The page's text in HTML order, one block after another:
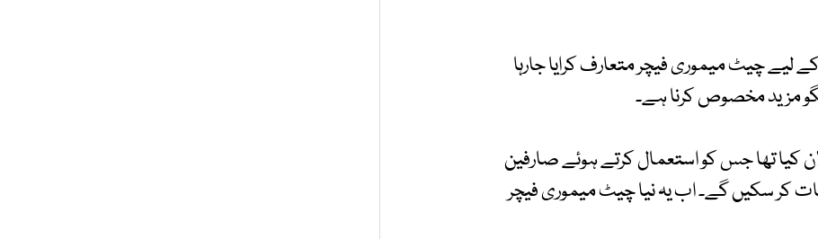
چیٹ میموری فیچر متعارف کرایا جارہا
مخصوص کرنا ہے۔
تھا جس کو استعمال کرتے ہوئے صارفین
کر سکیں گے۔ اب یہ نیا چیٹ میموری فیچر